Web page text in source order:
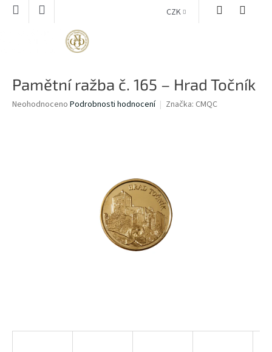
Přejít
CZK
Pamětní ražba č. 165 – Hrad Točník
Průměrné
Neohodnoceno Podrobnosti hodnocení Značka: CMQC